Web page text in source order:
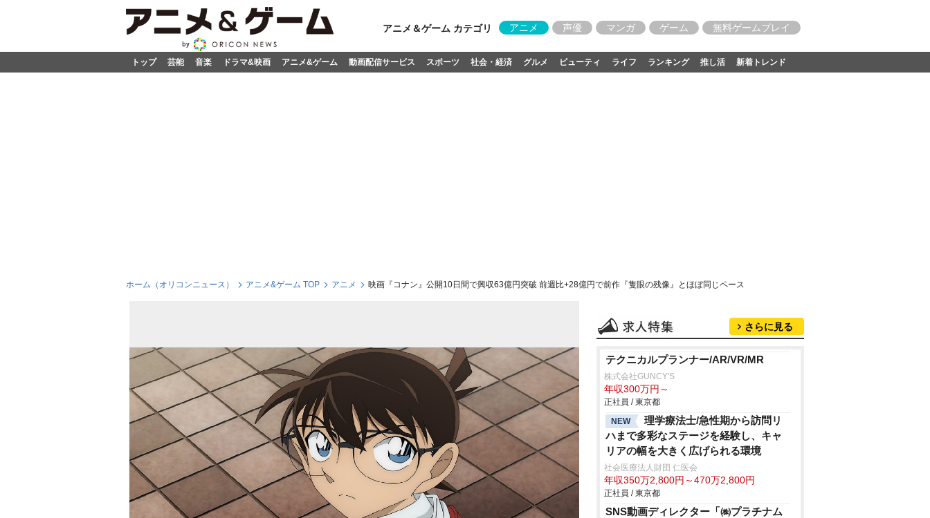
アニメ＆ゲーム カテゴリ アニメ 声優 マンガ ゲーム 無料ゲームプレイ
トップ 芸能 音楽 ドラマ&映画 アニメ&ゲーム 動画配信サービス スポーツ 社会・経済 グルメ ビューティ ライフ ランキング 推し活 新着トレンド
ホーム（オリコンニュース） アニメ&ゲーム TOP アニメ 映画『コナン』公開10日間で興収63億円突破 前週比+28億円で前作『隻眼の残像』とほぼ同じペース
さらに見る
テクニカルプランナー/AR/VR/MR
株式会社GUNCY'S
年収300万円～
正社員 / 東京都
NEW
理学療法士/急性期から訪問リ
ハまで多彩なステージを経験し、キャ
リアの幅を大きく広げられる環境
社会医療法人財団 仁医会
年収350万2,800円～470万2,800円
正社員 / 東京都
SNS動画ディレクター「㈱プラチナム